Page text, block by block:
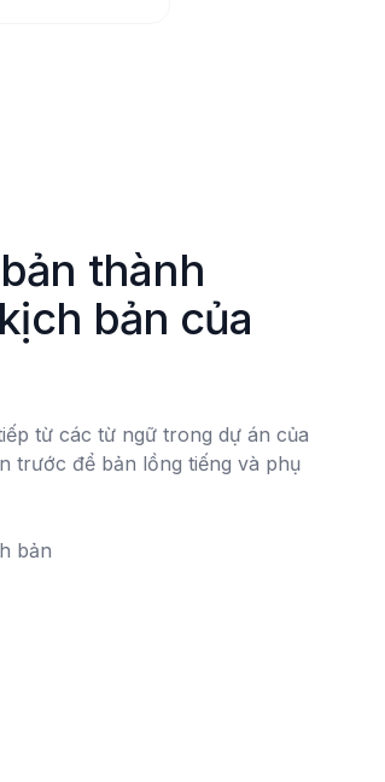
thành
bản của
từ các từ ngữ trong dự án của
trước để bản lồng tiếng và phụ